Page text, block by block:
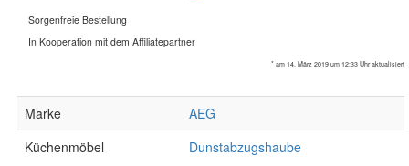
Sorgenfreie Bestellung
In Kooperation mit dem Affiliatepartner
* am 14. März 2019 um 12:33 Uhr aktualisiert
Marke
AEG
Küchenmöbel
Dunstabzugshaube